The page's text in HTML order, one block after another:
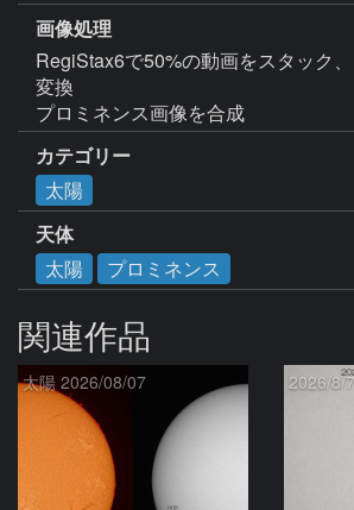
画像処理
RegiStax6で50%の動画をスタック
変換
プロミネンス画像を合成
カテゴリー
太陽
天体
太陽
プロミネンス
関連作品
太陽 2026/08/07 2026/8/